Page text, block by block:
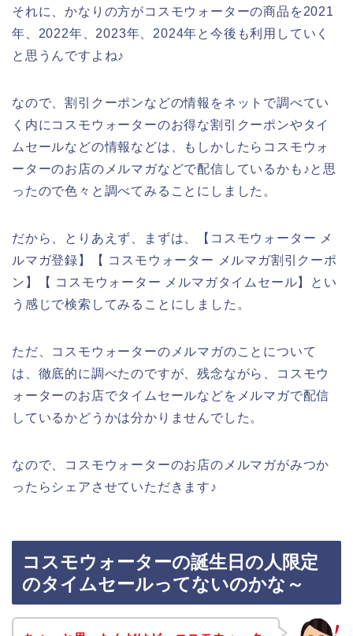
それに、かなりの方がコスモウォーターの商品を2021
年、2022年、2023年、2024年と今後も利用していく
と思うんですよね♪
なので、割引クーポンなどの情報をネットで調べてい
く内にコスモウォーターのお得な割引クーポンやタイ
ムセールなどの情報などは、もしかしたらコスモウォ
ーターのお店のメルマガなどで配信しているかも♪と思
ったので色々と調べてみることにしました。
だから、とりあえず、まずは、【コスモウォーター メ
ルマガ登録】【 コスモウォーター メルマガ割引クーポ
ン】【 コスモウォーター メルマガタイムセール】とい
う感じで検索してみることにしました。
ただ、コスモウォーターのメルマガのことについて
は、徹底的に調べたのですが、残念ながら、コスモウ
ォーターのお店でタイムセールなどをメルマガで配信
しているかどうかは分かりませんでした。
なので、コスモウォーターのお店のメルマガがみつか
ったらシェアさせていただきます♪
コスモウォーターの誕生日の人限定
のタイムセールってないのかな～